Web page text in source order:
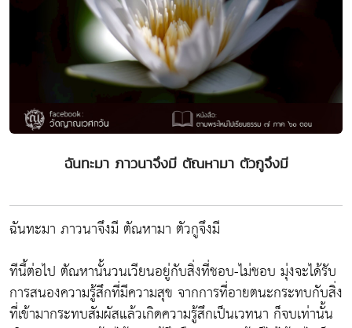
ฉันทะมา ภาวนาจึงมี ตัณหามา ตัวกูจึงมี
ฉันทะมา ภาวนาจึงมี ตัณหามา ตัวกูจึงมี
ทีนี้ต่อไป ตัณหานั้นวนเวียนอยู่กับสิ่งที่ชอบ-ไม่ชอบ มุ่งจะได้รับ
การสนองความรู้สึกที่มีความสุข จากการที่อายตนะกระทบกับสิ่ง
ที่เข้ามากระทบสัมผัสแล้วเกิดความรู้สึกเป็นเวทนา ก็จบเท่านั้น